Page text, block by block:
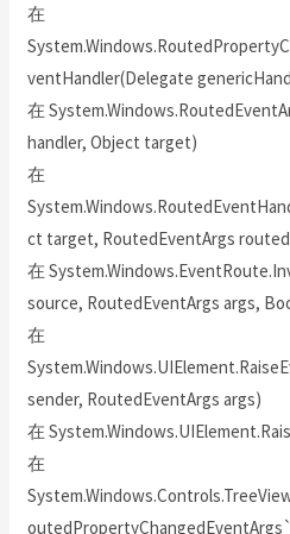
在
ventHandler(Delegate
在
handler, Object target)
在
ct target, RoutedEventArgs
在
source, RoutedEventArgs args,
在
sender, RoutedEventArgs args)
在
在